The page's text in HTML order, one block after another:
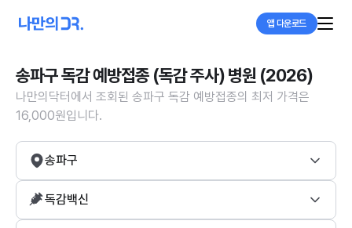
앱 다운로드
송파구 독감 예방접종 (독감 주사) 병원 (2026)
나만의닥터에서 조회된 송파구 독감 예방접종의 최저 가격은
16,000원입니다.
송파구
독감백신